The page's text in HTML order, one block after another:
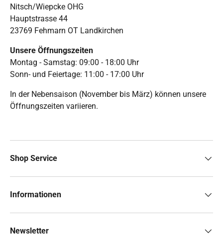
Nitsch/Wiepcke OHG
Hauptstrasse 44
23769 Fehmarn OT Landkirchen
Unsere Öffnungszeiten
Montag - Samstag: 09:00 - 18:00 Uhr
Sonn- und Feiertage: 11:00 - 17:00 Uhr
In der Nebensaison (November bis März) können unsere
Öffnungszeiten variieren.
Shop Service
Informationen
Newsletter